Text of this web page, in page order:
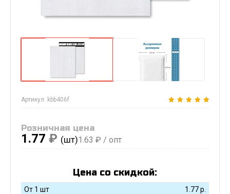
Артикул: kbb406f
Розничная цена
1.77 ₽ (шт)1.63 ₽ / опт
Цена со скидкой:
От 1 шт 1.77р.